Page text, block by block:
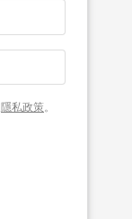
隱私政策。